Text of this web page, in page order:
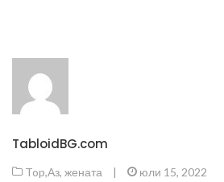
TabloidBG.com
Top,Аз, жената | юли 15, 2022